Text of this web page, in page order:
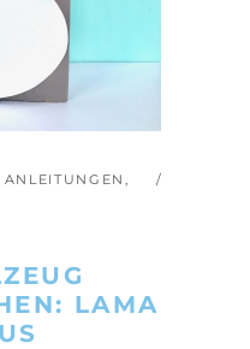
ANLEITUNGEN ,
LAMA